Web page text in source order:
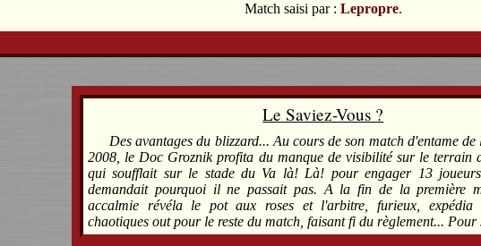
Match saisi par : Lepropre.
Le Saviez-Vous ?
Des avantages du blizzard... Au cours de son match d'entame
2008, le Doc Groznik profita du manque de visibilité sur le terrain
qui soufflait sur le stade du Va là! Là! pour engager 13
demandait pourquoi il ne passait pas. A la fin de la première
accalmie révéla le pot aux roses et l'arbitre, furieux, expédia
chaotiques out pour le reste du match, faisant fi du règlement... Pour